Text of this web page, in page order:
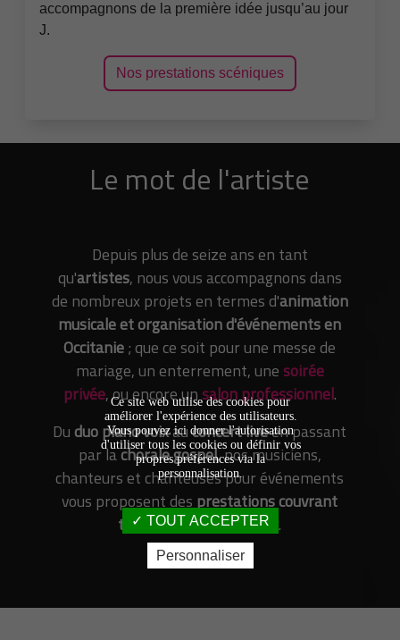
accompagnons de la première idée jusqu’au jour
J.
Nos prestations scéniques
Le mot de l'artiste
Depuis plus de seize ans en tant
qu'artistes, nous vous accompagnons dans
de nombreux projets en termes d'animation
musicale et organisation d'événements en
Occitanie; que ce soit pour une messe de
mariage, un enterrement, une soirée
privée, ou encore unsalon professionnel.
Du duo piano voixauconcert liveen passant
par lachorale gospel, nos musiciens,
chanteurs et chanteuses pour événements
vous proposent des prestations couvrant
tous les styles musicaux.
Ce site web utilise des cookies pour
améliorer l'expérience des utilisateurs.
Vous pouvez ici donner l'autorisation
d'utiliser tous les cookies ou définir vos
propres préférences via la
personnalisation.
TOUT ACCEPTER
Personnaliser